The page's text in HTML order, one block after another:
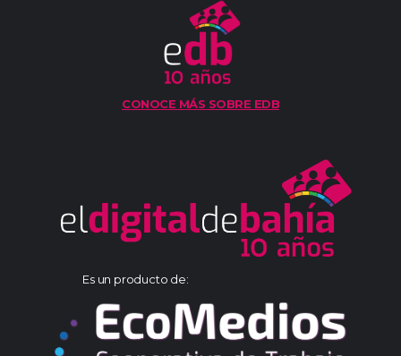
CONOCE MÁS SOBRE EDB
Es un producto de: